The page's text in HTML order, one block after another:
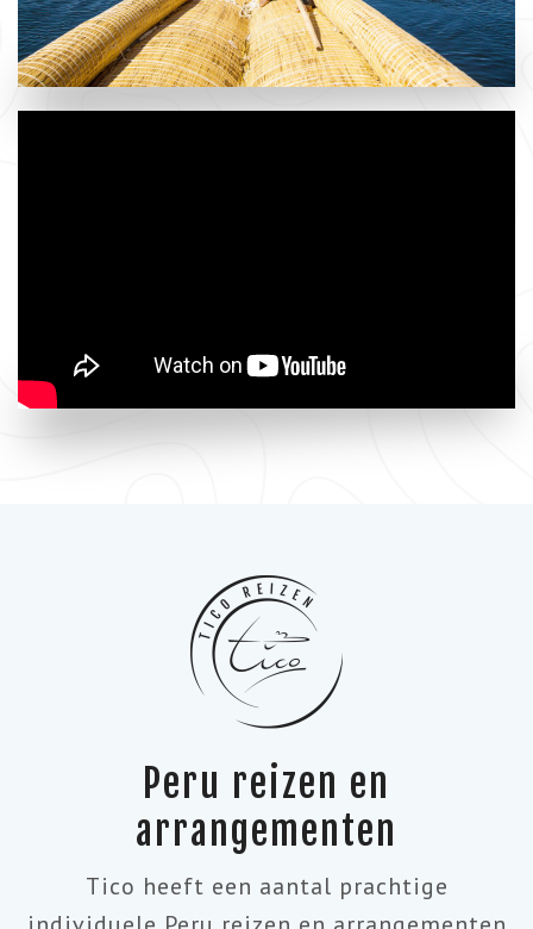
Peru reizen en
arrangementen
Tico heeft een aantal prachtige